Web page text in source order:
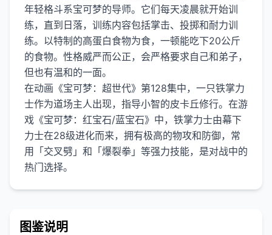
年轻格斗系宝可梦的导师。它们每天凌晨就开始训
练，直到日落，训练内容包括掌击、投掷和耐力训
练。以特制的高蛋白食物为食，一顿能吃下20公斤
的食物。性格威严而公正，会严格要求自己和弟子，
但也有温和的一面。
在动画《宝可梦：超世代》第128集中，一只铁掌力
士作为道场主人出现，指导小智的皮卡丘修行。在游
戏《宝可梦：红宝石/蓝宝石》中，铁掌力士由幕下
力士在28级进化而来，拥有极高的物攻和防御，常
用「交叉劈」和「爆裂拳」等强力技能，是对战中的
图鉴说明